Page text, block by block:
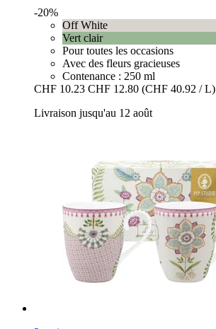
-20%
Off White
Vert clair
Pour toutes les occasions
Avec des fleurs gracieuses
Contenance : 250 ml
CHF 10.23 CHF 12.80 (CHF 40.92 / L)
Livraison jusqu'au 12 août